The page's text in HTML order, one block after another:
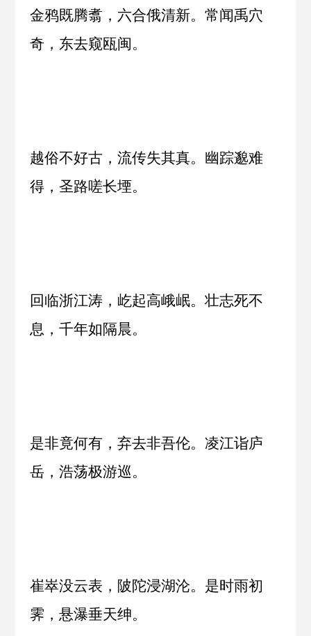
金鸦既腾翥，六合俄清新。常闻禹穴
奇，东去窥瓯闽。
越俗不好古，流传失其真。幽踪邈难
得，圣路嗟长堙。
回临浙江涛，屹起高峨岷。壮志死不
息，千年如隔晨。
是非竟何有，弃去非吾伦。凌江诣庐
岳，浩荡极游巡。
崔崒没云表，陂陀浸湖沦。是时雨初
霁，悬瀑垂天绅。